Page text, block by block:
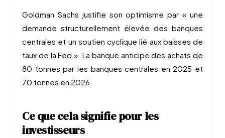
Goldman Sachs justifie son optimisme par « une
demande structurellement élevée des banques
centrales et un soutien cyclique lié aux baisses de
taux de la Fed ». La banque anticipe des achats de
80 tonnes par les banques centrales en 2025 et
70 tonnes en 2026.
Ce que cela signifie pour les
investisseurs